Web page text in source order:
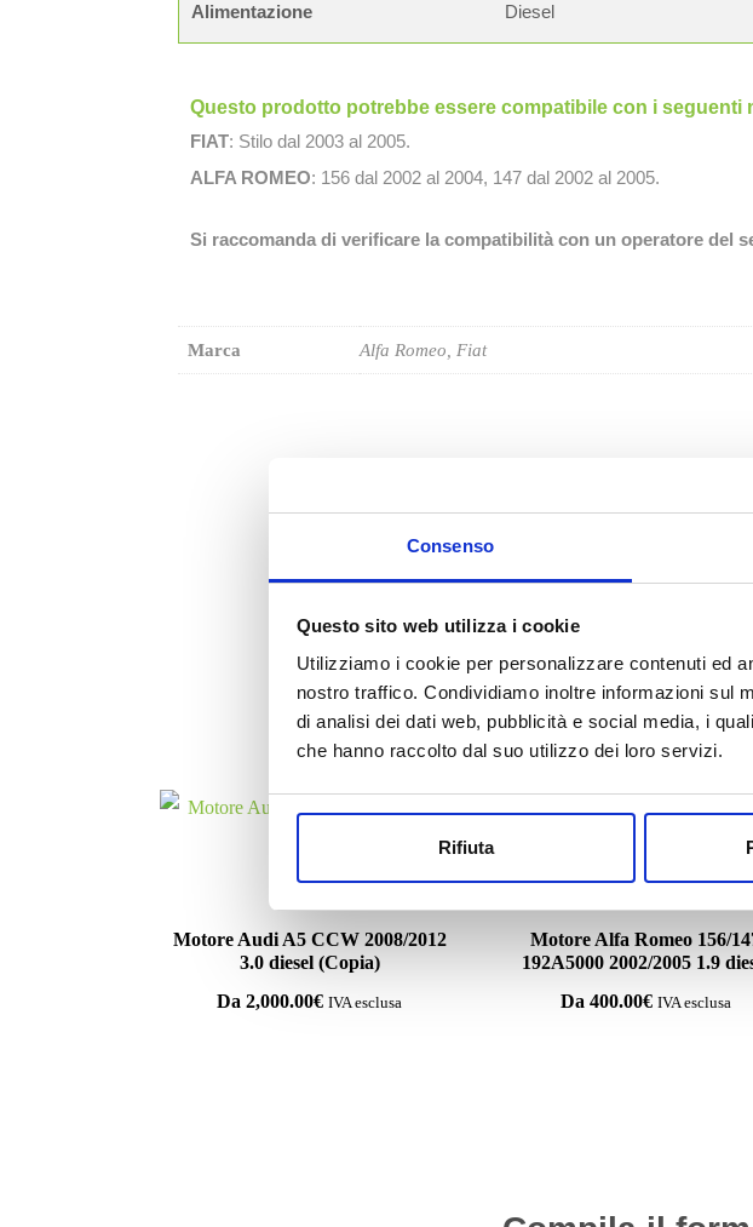
Consenso
Questo sito web utilizza i cookie
Utilizziamo i cookie per personalizzare contenuti ed
nostro traffico. Condividiamo inoltre informazioni sul
di analisi dei dati web, pubblicità e social media, i
che hanno raccolto dal suo utilizzo dei loro servizi.
Rifiuta
Alimentazione Diesel
Questo prodotto potrebbe essere compatibile con i seguenti
FIAT: Stilo dal 2003 al 2005.
ALFA ROMEO: 156 dal 2002 al 2004, 147 dal 2002 al 2005.
Si raccomanda di verificare la compatibilità con un operatore del
Marca Alfa Romeo, Fiat
Motore Audi A5 CCW 2008/2012
3.0 diesel (Copia)
Da 2,000.00€ IVA esclusa
Motore Alfa Romeo 156/
192A5000 2002/2005 1.9
Da 400.00€ IVA esclusa